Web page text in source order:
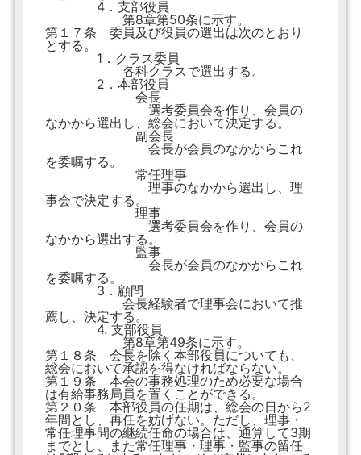
4．支部役員
第8章第50条に示す。
第１７条 委員及び役員の選出は次のとおり
とする。
1．クラス委員
各科クラスで選出する。
2．本部役員
会長
選考委員会を作り、会員の
なかから選出し、総会において決定する。
副会長
会長が会員のなかからこれ
を委嘱する。
常任理事
理事のなかから選出し、理
事会で決定する。
理事
選考委員会を作り、会員の
なかから選出する。
監事
会長が会員のなかからこれ
を委嘱する。
3．顧問
会長経験者で理事会において推
薦し、決定する。
4. 支部役員
第8章第49条に示す。
第１８条 会長を除く本部役員についても、
総会において承認を得なければならない。
第１９条 本会の事務処理のため必要な場合
は有給事務局員を置くことができる。
第２０条 本部役員の任期は、総会の日から2
年間とし、再任を妨げない。ただし、理事・
常任理事間の継続任命の場合は、通算して3期
までとし、また常任理事・理事・監事の留任